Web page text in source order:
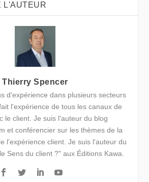
L'AUTEUR
Thierry Spencer
d'expérience dans plusieurs secteurs
l'expérience de tous les canaux de
le client. Je suis l'auteur du blog
et conférencier sur les thèmes de la
l'expérience client. Je suis l'auteur du
Sens du client ?" aux Éditions Kawa.